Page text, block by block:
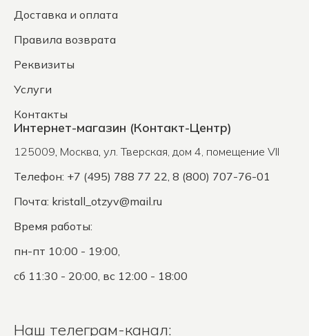
Доставка и оплата
Правила возврата
Реквизиты
Услуги
Контакты
Интернет-магазин (Контакт-Центр)
125009, Москва, ул. Тверская, дом 4, помещение VII
Телефон: +7 (495) 788 77 22, 8 (800) 707-76-01
Почта: kristall_otzyv@mail.ru
Время работы:
пн-пт 10:00 - 19:00,
сб 11:30 - 20:00, вс 12:00 - 18:00
Наш телеграм-канал: